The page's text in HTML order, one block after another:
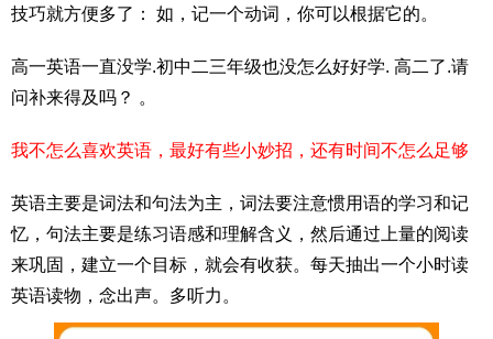
技巧就方便多了： 如，记一个动词，你可以根据它的。
高一英语一直没学.初中二三年级也没怎么好好学. 高二了.请
问补来得及吗？ 。
我不怎么喜欢英语，最好有些小妙招，还有时间不怎么足够
英语主要是词法和句法为主，词法要注意惯用语的学习和记
忆，句法主要是练习语感和理解含义，然后通过上量的阅读
来巩固，建立一个目标，就会有收获。每天抽出一个小时读
英语读物，念出声。多听力。